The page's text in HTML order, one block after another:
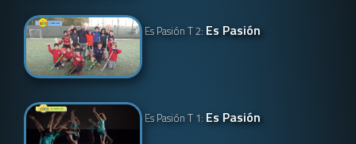
Es Pasión T 2: Es Pasión
Es Pasión T 1: Es Pasión